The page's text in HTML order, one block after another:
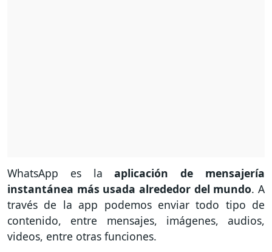
WhatsApp es la aplicación de mensajería
instantánea más usada alrededor del mundo. A
través de la app podemos enviar todo tipo de
contenido, entre mensajes, imágenes, audios,
videos, entre otras funciones.